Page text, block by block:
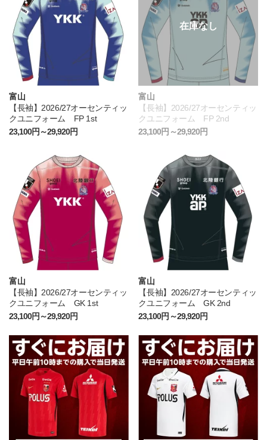
富山
【長袖】2026/27オーセンティッ
クユニフォーム FP 1st
23,100円～29,920円
富山
【長袖】2026/27オーセンティッ
クユニフォーム FP 2nd
23,100円～29,920円
富山
【長袖】2026/27オーセンティッ
クユニフォーム GK 1st
23,100円～29,920円
富山
【長袖】2026/27オーセンティッ
クユニフォーム GK 2nd
23,100円～29,920円